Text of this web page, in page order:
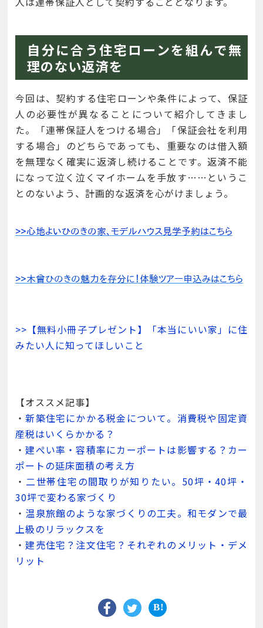
自分に合う住宅ローンを組んで無
理のない返済を
今回は、契約する住宅ローンや条件によって、保証
人の必要性が異なることについて紹介してきまし
た。「連帯保証人をつける場合」「保証会社を利用
する場合」のどちらであっても、重要なのは借入額
を無理なく確実に返済し続けることです。返済不能
になって泣く泣くマイホームを手放す……というこ
とのないよう、計画的な返済を心がけましょう。
>>【無料小冊子プレゼント】「本当にいい家」に住
みたい人に知ってほしいこと
【オススメ記事】
・新築住宅にかかる税金について。消費税や固定資
産税はいくらかかる？
・建ぺい率・容積率にカーポートは影響する？カー
ポートの延床面積の考え方
・ 二世帯住宅の間取りが知りたい。50坪・40坪・
30坪で変わる家づくり
・ 温泉旅館のような家づくりの工夫。和モダンで最
上級のリラックスを
・建売住宅？注文住宅？それぞれのメリット・デメ
リット